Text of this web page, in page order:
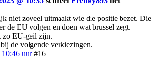
niet zoveel uitmaakt wie die positie bezet. Die
de EU volgen en doen wat brussel zegt.
zo EU-geil zijn.
de volgende verkiezingen.
10:46 uur #16